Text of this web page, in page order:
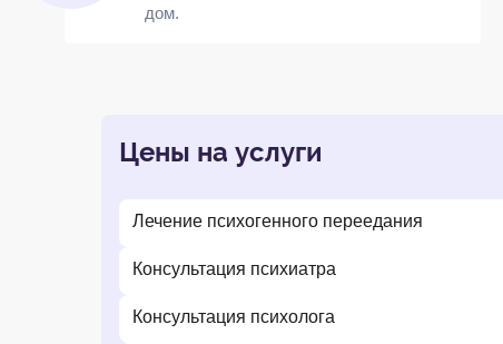
дом.
Цены на услуги
Лечение психогенного переедания
Консультация психиатра
Консультация психолога